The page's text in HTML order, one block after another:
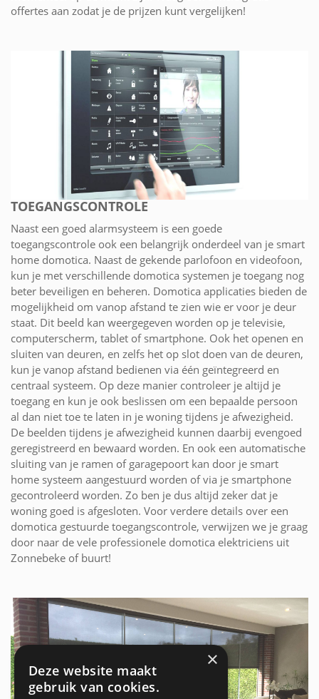
offertes aan zodat je de prijzen kunt vergelijken!
TOEGANGSCONTROLE
Naast een goed alarmsysteem is een goede
toegangscontrole ook een belangrijk onderdeel van je smart
home domotica. Naast de gekende parlofoon en videofoon,
kun je met verschillende domotica systemen je toegang nog
beter beveiligen en beheren. Domotica applicaties bieden de
mogelijkheid om vanop afstand te zien wie er voor je deur
staat. Dit beeld kan weergegeven worden op je televisie,
computerscherm, tablet of smartphone. Ook het openen en
sluiten van deuren, en zelfs het op slot doen van de deuren,
kun je vanop afstand bedienen via één geïntegreerd en
centraal systeem. Op deze manier controleer je altijd je
toegang en kun je ook beslissen om een bepaalde persoon
al dan niet toe te laten in je woning tijdens je afwezigheid.
De beelden tijdens je afwezigheid kunnen daarbij evengoed
geregistreerd en bewaard worden. En ook een automatische
sluiting van je ramen of garagepoort kan door je smart
home systeem aangestuurd worden of via je smartphone
gecontroleerd worden. Zo ben je dus altijd zeker dat je
woning goed is afgesloten. Voor verdere details over een
domotica gestuurde toegangscontrole, verwijzen we je graag
door naar de vele professionele domotica elektriciens uit
Zonnebeke of buurt!
×
Deze website maakt
gebruik van cookies.